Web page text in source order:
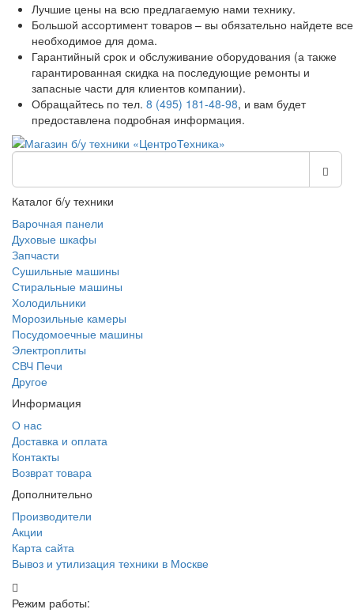
Лучшие цены на всю предлагаемую нами технику.
Большой ассортимент товаров – вы обязательно найдете все
необходимое для дома.
Гарантийный срок и обслуживание оборудования (а также
гарантированная скидка на последующие ремонты и
запасные части для клиентов компании).
Обращайтесь по тел. 8 (495) 181-48-98, и вам будет
предоставлена подробная информация.
Каталог б/у техники
Варочная панели
Духовые шкафы
Запчасти
Сушильные машины
Стиральные машины
Холодильники
Морозильные камеры
Посудомоечные машины
Электроплиты
СВЧ Печи
Другое
Информация
О нас
Доставка и оплата
Контакты
Возврат товара
Дополнительно
Производители
Акции
Карта сайта
Вывоз и утилизация техники в Москве
Режим работы: